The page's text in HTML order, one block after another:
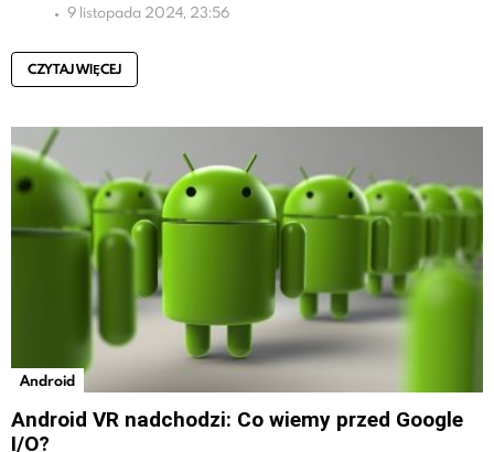
9 listopada 2024, 23:56
CZYTAJ WIĘCEJ
Android
Android VR nadchodzi: Co wiemy przed Google
I/O?